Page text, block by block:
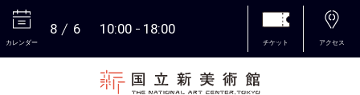
カレンダー
8 6 10:00 18:00
チケット アクセス